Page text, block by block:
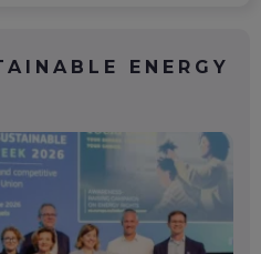
ENERGY